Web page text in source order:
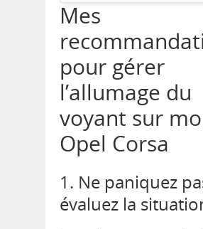
Mes
pour gérer
l’allumage du
voyant sur
Opel Corsa
1. Ne paniquez
évaluez la